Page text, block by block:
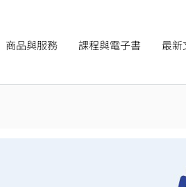
商品與服務 課程與電子書 最新